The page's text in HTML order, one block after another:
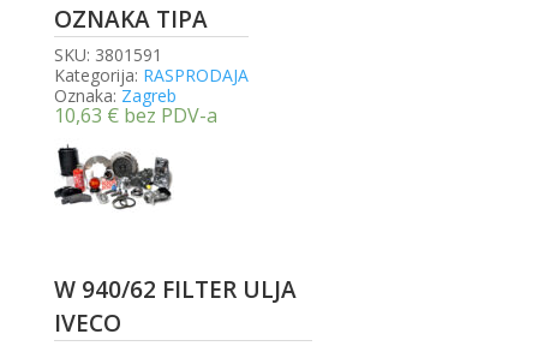
OZNAKA TIPA
SKU: 3801591
Kategorija: RASPRODAJA
Oznaka: Zagreb
10,63 € bez PDV-a
W 940/62 FILTER ULJA
IVECO